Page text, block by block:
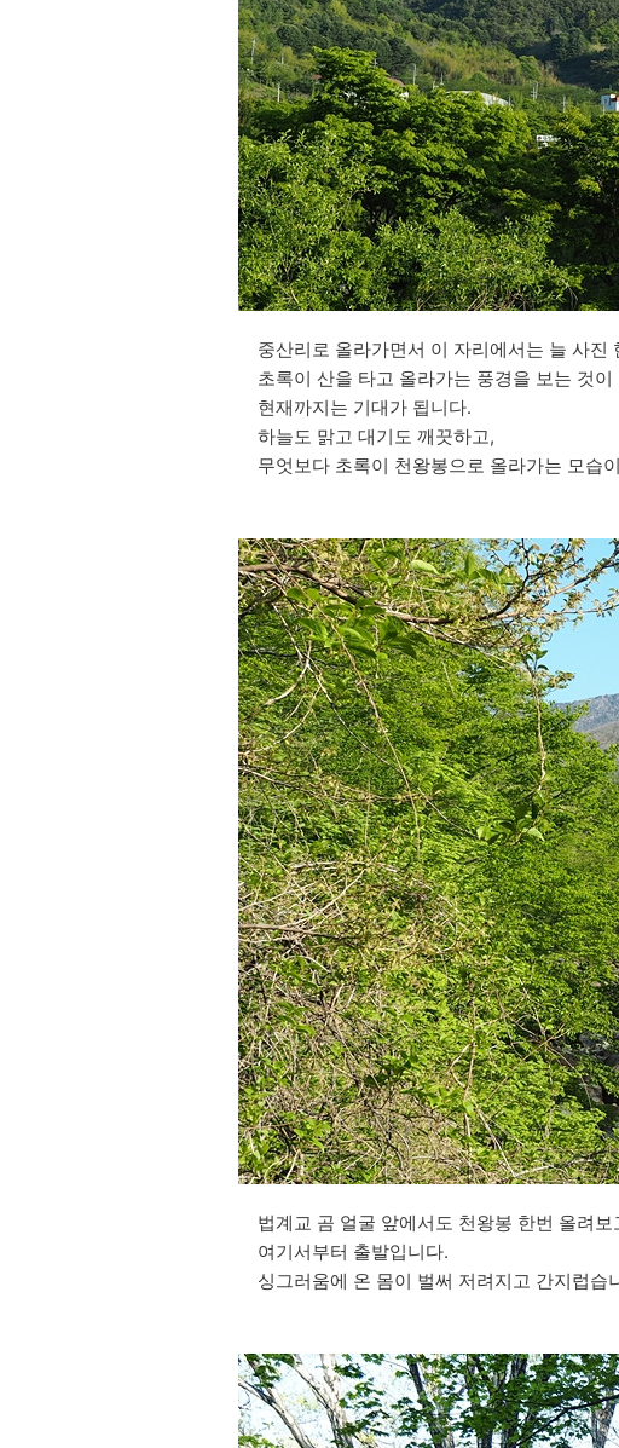
중산리로 올라가면서 이 자리에서는 늘 사진
초록이 산을 타고 올라가는 풍경을 보는 것이
현재까지는 기대가 됩니다.
하늘도 맑고 대기도 깨끗하고,
무엇보다 초록이 천왕봉으로 올라가는 모습
법계교 곰 얼굴 앞에서도 천왕봉 한번 올려보
여기서부터 출발입니다.
싱그러움에 온 몸이 벌써 저려지고 간지럽습